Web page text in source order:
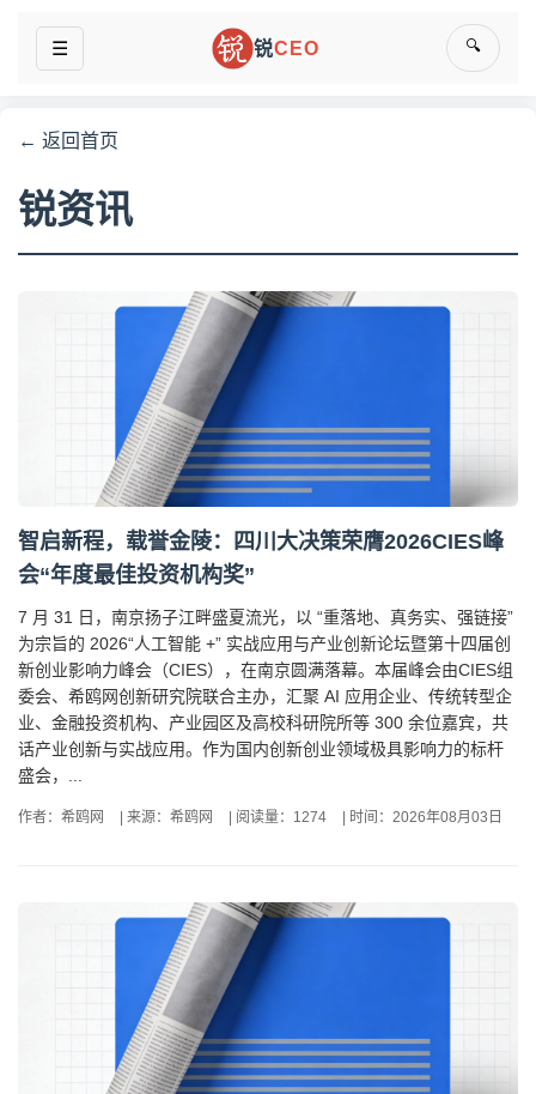
☰ 锐CEO 🔍
← 返回首页
锐资讯
智启新程，载誉金陵：四川大决策荣膺2026CIES峰
会“年度最佳投资机构奖”
7 月 31 日，南京扬子江畔盛夏流光，以 “重落地、真务实、强链接”
为宗旨的 2026“人工智能 +” 实战应用与产业创新论坛暨第十四届创
新创业影响力峰会（CIES），在南京圆满落幕。本届峰会由CIES组
委会、希鸥网创新研究院联合主办，汇聚 AI 应用企业、传统转型企
业、金融投资机构、产业园区及高校科研院所等 300 余位嘉宾，共
话产业创新与实战应用。作为国内创新创业领域极具影响力的标杆
盛会，...
作者：希鸥网 来源：希鸥网 阅读量：1274 时间：2026年08月03日